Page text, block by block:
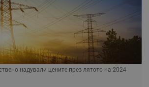
надували цените през лятото на 2024